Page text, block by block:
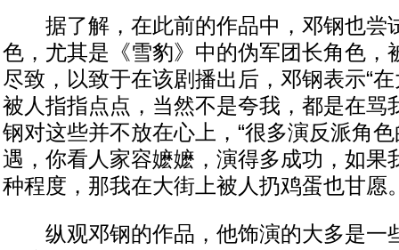
据了解，在此前的作品中，邓钢也尝
色，尤其是《雪豹》中的伪军团长角色，
尽致，以致于在该剧播出后，邓钢表示“
被人指指点点，当然不是夸我，都是在骂
钢对这些并不放在心上，“很多演反派角
遇，你看人家容嬷嬷，演得多成功，如果
种程度，那我在大街上被人扔鸡蛋也甘愿
纵观邓钢的作品，他饰演的大多是一